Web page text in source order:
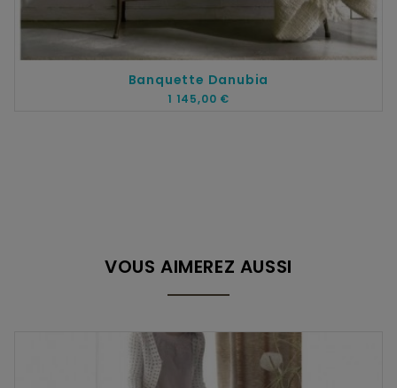
Banquette Danubia
1 145,00 €
VOUS AIMEREZ AUSSI